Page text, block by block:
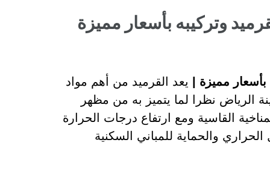
وتركيبه بأسعار مميزة
مميزة |
يعد القرميد من أهم مواد
نظرا لما يتميز به من مظهر
القاسية ومع ارتفاع درجات الحرارة
والحماية للمباني السكنية